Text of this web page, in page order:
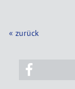
« zurück